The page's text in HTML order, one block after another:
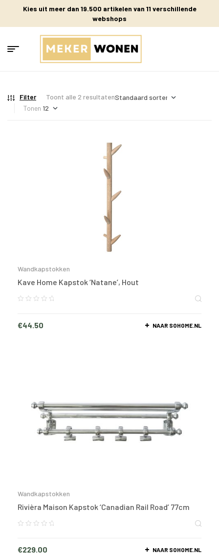
Kies uit meer dan 19.500 artikelen van 11 verschillende
webshops
Filter
Toont alle 2 resultaten
Tonen
Wandkapstokken
Kave Home Kapstok ‘Natane’, Hout
€44.50 NAAR SOHOME.NL
Wandkapstokken
Rivièra Maison Kapstok ‘Canadian Rail Road’ 77cm
€229.00 NAAR SOHOME.NL